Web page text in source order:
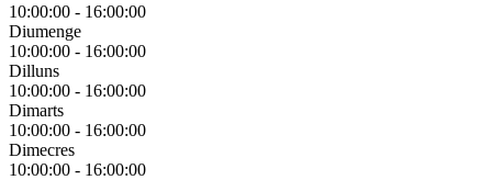
10:00:00 - 16:00:00
Diumenge
10:00:00 - 16:00:00
Dilluns
10:00:00 - 16:00:00
Dimarts
10:00:00 - 16:00:00
Dimecres
10:00:00 - 16:00:00